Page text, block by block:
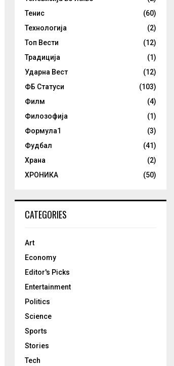
Тенис
(60)
Технологија
(2)
Топ Вести
(12)
Традиција
(1)
Ударна Вест
(12)
ФБ Статуси
(103)
Филм
(4)
Филозофија
(1)
Формула1
(3)
Фудбал
(41)
Храна
(2)
ХРОНИКА
(50)
CATEGORIES
Art
Economy
Editor's Picks
Entertainment
Politics
Science
Sports
Stories
Tech